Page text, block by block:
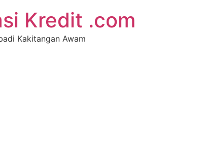
Kredit .com
Kakitangan Awam